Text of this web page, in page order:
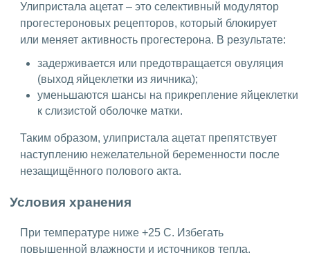
Улипристала ацетат – это селективный модулятор
прогестероновых рецепторов, который блокирует
или меняет активность прогестерона. В результате:
задерживается или предотвращается овуляция
(выход яйцеклетки из яичника);
уменьшаются шансы на прикрепление яйцеклетки
к слизистой оболочке матки.
Таким образом, улипристала ацетат препятствует
наступлению нежелательной беременности после
незащищённого полового акта.
Условия хранения
При температуре ниже +25 C. Избегать
повышенной влажности и источников тепла.